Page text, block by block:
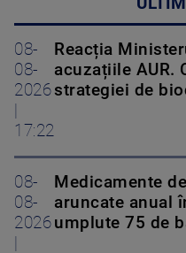
08-
08-
2026
17:22
Reacția
acuzațiile AUR.
strategiei de
08-
08-
2026
Medicamente
aruncate anual
umplute 75 de